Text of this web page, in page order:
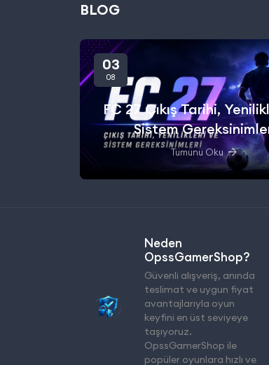
BLOG
03
08
FC 27 Çıkış Tarihi,
Sistem
Tümünü Oku
Neden
OpssGamerShop?
Güvenli alışveriş, anında
teslimat ve uygun fiyat
avantajlarıyla oyun
keyfini en üst seviyeye
taşıyoruz.
OpssGamerShop ile
popüler oyunlara hızlı ve